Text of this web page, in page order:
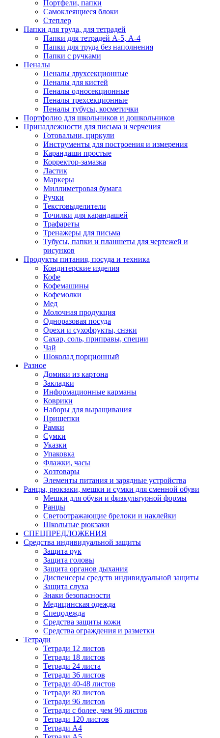
Портфели, папки
Самоклеящиеся блоки
Степлер
Папки для труда, для тетрадей
Папки для тетрадей А-5, А-4
Папки для труда без наполнения
Папки с ручками
Пеналы
Пеналы двухсекционные
Пеналы для кистей
Пеналы односекционные
Пеналы трехсекционные
Пеналы тубусы, косметички
Портфолио для школьников и дошкольников
Принадлежности для письма и черчения
Готовальни, циркули
Инструменты для построения и измерения
Карандаши простые
Корректор-замазка
Ластик
Маркеры
Миллиметровая бумага
Ручки
Текстовыделители
Точилки для карандашей
Трафареты
Тренажеры для письма
Тубусы, папки и планшеты для чертежей и
рисунков
Продукты питания, посуда и техника
Кондитерские изделия
Кофе
Кофемашины
Кофемолки
Мед
Молочная продукция
Одноразовая посуда
Орехи и сухофрукты, снэки
Сахар, соль, приправы, специи
Чай
Шоколад порционный
Разное
Домики из картона
Закладки
Информационные карманы
Коврики
Наборы для выращивания
Прищепки
Рамки
Сумки
Указки
Упаковка
Флажки, часы
Хозтовары
Элементы питания и зарядные устройства
Ранцы, рюкзаки, мешки и сумки для сменной обуви
Мешки для обуви и физкультурной формы
Ранцы
Светоотражающие брелоки и наклейки
Школьные рюкзаки
СПЕЦПРЕДЛОЖЕНИЯ
Средства индивидуальной защиты
Защита рук
Защита головы
Защита органов дыхания
Диспенсеры средств индивидуальной защиты
Защита слуха
Знаки безопасности
Медицинская одежда
Спецодежда
Средства защиты кожи
Средства ограждения и разметки
Тетради
Тетради 12 листов
Тетради 18 листов
Тетради 24 листа
Тетради 36 листов
Тетради 40-48 листов
Тетради 80 листов
Тетради 96 листов
Тетради с более, чем 96 листов
Тетради 120 листов
Тетради А4